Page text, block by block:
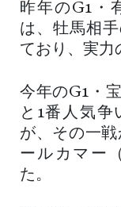
昨年のG1・
は、牡馬相
ており、実力
今年のG1・
と1番人気争
が、その一
ールカマー
た。